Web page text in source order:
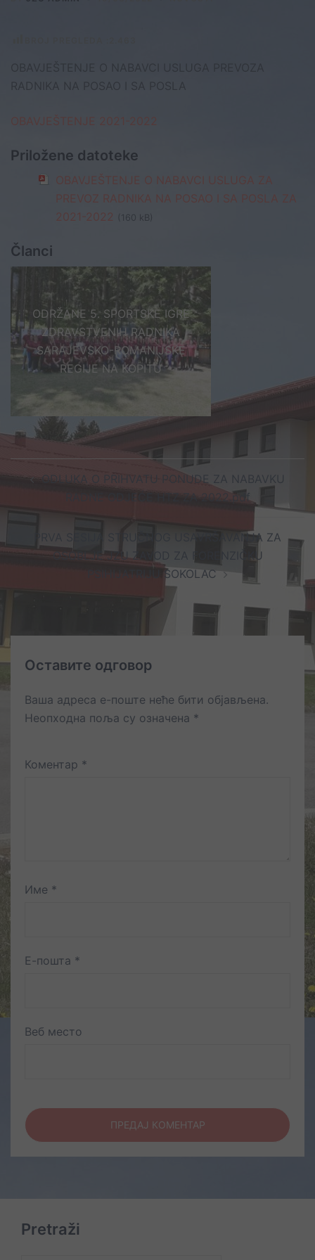
RADNIKA NA POSAO I SA POSLA
OBAVJEŠTENJE 2021-2022
Priložene datoteke
OBAVJEŠTENJE O NABAVCI USLUGA ZA
PREVOZ RADNIKA NA POSAO I SA POSLA ZA
2021-2022
(160 kB)
Članci
ODRŽANE 5. SPORTSKE IGRE
ZDRAVSTVENIH RADNIKA
SARAJEVSKO-ROMANIJSKE
REGIJE NA KOPITU
navigation
ODLUKA O PRIHVATU PONUDE ZA NABAVKU
RADNE ODJEĆE HTZ ZA 2022.pdf
PRVA SESIJA STRUČNOG USAVRŠAVANJA ZA
OSOBLJE JZU ZAVOD ZA FORENZIČKU
PSIHIJATRIJU SOKOLAC
Оставите одговор
Ваша адреса е-поште неће бити објављена.
Неопходна поља су означена *
Коментар *
Име *
Е-пошта *
Веб место
Pretraži